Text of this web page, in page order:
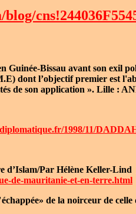
Guinée-Bissau avant son exil
dont l’objectif premier est
de son application ». Lille :
1998/11/
d’Islam/Par Hélène Keller-Lind
de-mauritanie-et-en-terre.html
de la noirceur de